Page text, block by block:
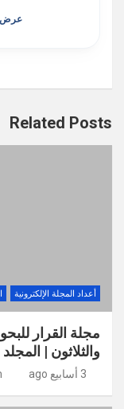
عرض
Related Posts
أعداد المجلة الإلكترونية
مجلة القرار
والثلاثون | المجلد 11 | تموز (يوليو) 2026 | صفر 1448
3 أسابيع ago